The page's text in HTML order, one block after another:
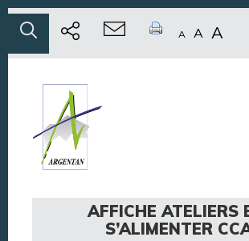
A A A
AFFICHE ATELIERS
S’ALIMENTER